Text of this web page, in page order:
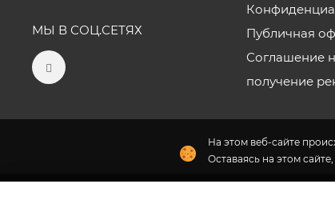
На этом веб-сайте
Оставаясь на этом
МЫ В СОЦ.СЕТЯХ
Публичная
Соглашение
получение